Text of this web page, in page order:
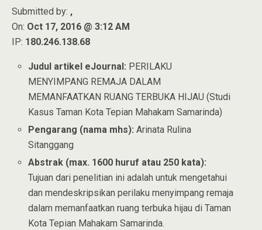
Submitted by: ,
On: Oct 17, 2016 @ 3:12 AM
IP: 180.246.138.68
Judul artikel eJournal: PERILAKU
MENYIMPANG REMAJA DALAM
MEMANFAATKAN RUANG TERBUKA HIJAU (Studi
Kasus Taman Kota Tepian Mahakam Samarinda)
Pengarang (nama mhs): Arinata Rulina
Sitanggang
Abstrak (max. 1600 huruf atau 250 kata):
Tujuan dari penelitian ini adalah untuk mengetahui
dan mendeskripsikan perilaku menyimpang remaja
dalam memanfaatkan ruang terbuka hijau di Taman
Kota Tepian Mahakam Samarinda.